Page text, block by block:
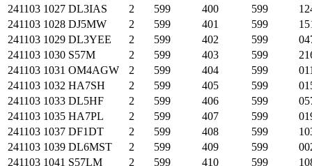
241103 1027 DL3IAS 2 599 400 599
241103 1028 DJ5MW 2 599 401 599
241103 1029 DL3YEE 2 599 402 599
241103 1030 S57M 2 599 403 599
241103 1031 OM4AGW 2 599 404 599
241103 1032 HA7SH 2 599 405 599
241103 1033 DL5HF 2 599 406 599
241103 1035 HA7PL 2 599 407 599
241103 1037 DF1DT 2 599 408 599
241103 1039 DL6MST 2 599 409 599
241103 1041 S57LM 2 599 410 599